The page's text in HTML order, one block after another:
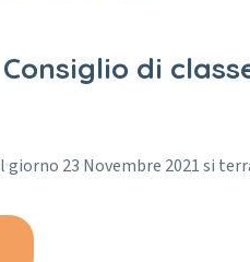
di
giorno 23 Novembre 2021 si